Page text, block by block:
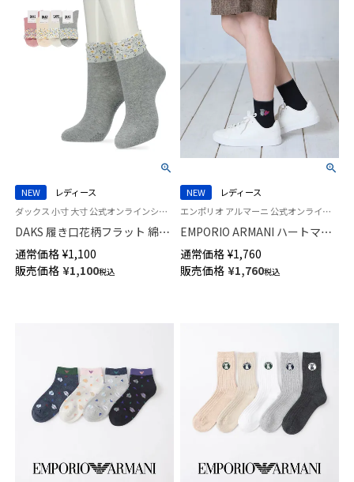
NEW
レディース
ダックス 小寸 大寸 公式オンラインショップ 婦人靴下 女性
DAKS 履き口花柄フラット 綿混
クルー丈 ソックス 日本製 足底
滑り止め付き レディース
03367465
通常価格 ¥1,100
販売価格 ¥1,100税込
NEW
レディース
エンポリオ アルマーニ 公式オンラインショップ 婦人 靴下 女性
EMPORIO ARMANI ハートマン
ガベア ショート丈 ソックス レ
ディース 日本製 03447206
通常価格 ¥1,760
販売価格 ¥1,760税込